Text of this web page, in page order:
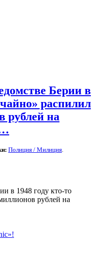
Берии в
распилил
рублей на
Полиция / Милиция
в 1948 году кто-то
рублей на